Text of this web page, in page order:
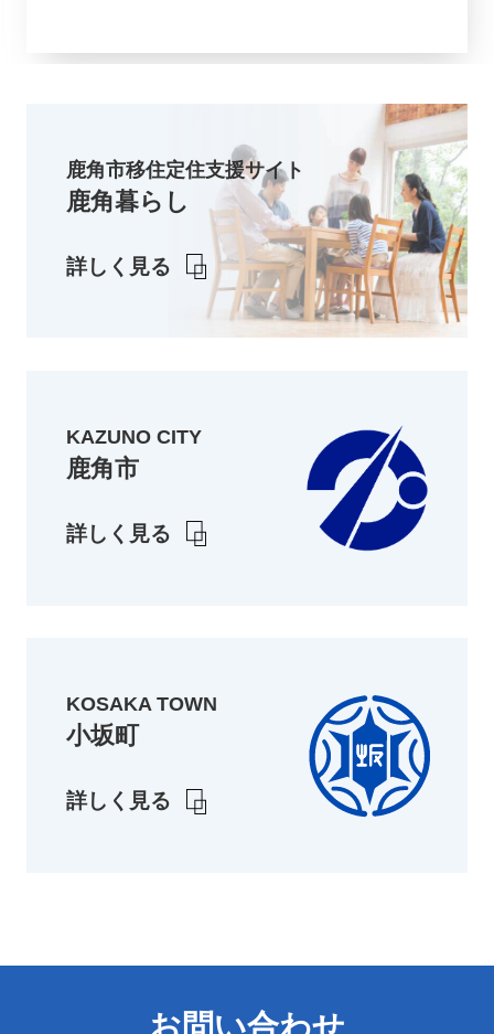
鹿角市移住定住支援サイト
鹿角暮らし
詳しく見る
KAZUNO CITY
鹿角市
詳しく見る
KOSAKA TOWN
小坂町
詳しく見る
お問い合わせ